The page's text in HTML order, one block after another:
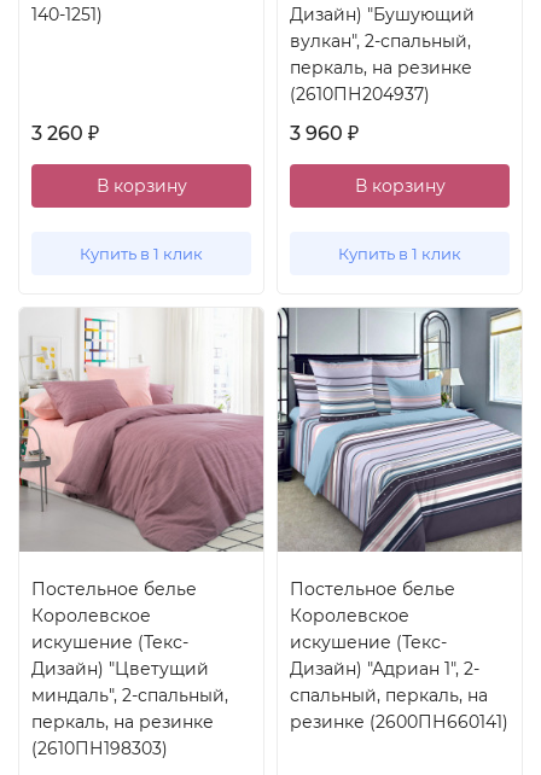
140-1251)
3 260 ₽
В корзину
Купить в 1 клик
Дизайн) "Бушующий
вулкан", 2-спальный,
перкаль, на резинке
(2610ПН204937)
3 960 ₽
В корзину
Купить в 1 клик
Постельное белье
Королевское
искушение (Текс-
Дизайн) "Цветущий
миндаль", 2-спальный,
перкаль, на резинке
(2610ПН198303)
Постельное белье
Королевское
искушение (Текс-
Дизайн) "Адриан 1", 2-
спальный, перкаль, на
резинке (2600ПН660141)